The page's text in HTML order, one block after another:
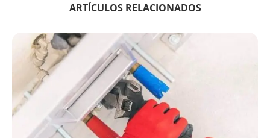
ARTÍCULOS RELACIONADOS